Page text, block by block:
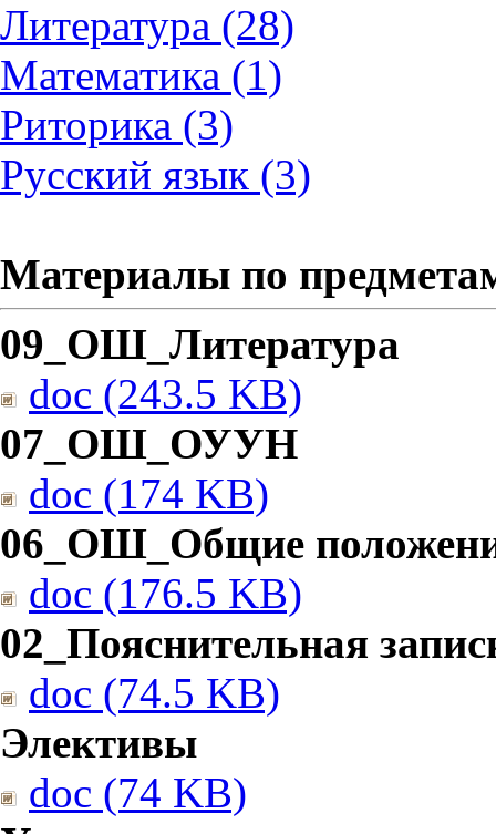
Литература (28)
Математика (1)
Риторика (3)
Русский язык (3)
Материалы по
09_ОШ_Литература
doc (243.5 KB)
07_ОШ_ОУУН
doc (174 KB)
06_ОШ_Общие
doc (176.5 KB)
02_Пояснительная
doc (74.5 KB)
Элективы
doc (74 KB)